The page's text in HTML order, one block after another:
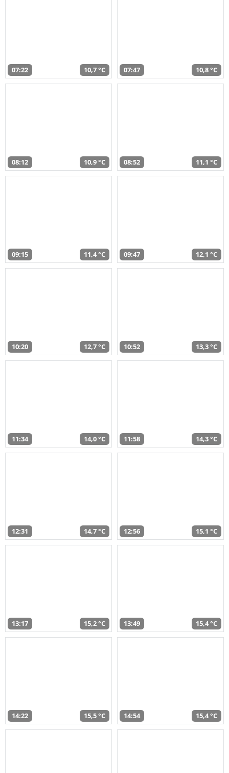
07:22 10,7 °C 07:47 10,8 °C
08:12 10,9 °C 08:52 11,1 °C
09:15 11,4 °C 09:47 12,1 °C
10:20 12,7 °C 10:52 13,3 °C
11:34 14,0 °C 11:58 14,3 °C
12:31 14,7 °C 12:56 15,1 °C
13:17 15,2 °C 13:49 15,4 °C
14:22 15,5 °C 14:54 15,4 °C